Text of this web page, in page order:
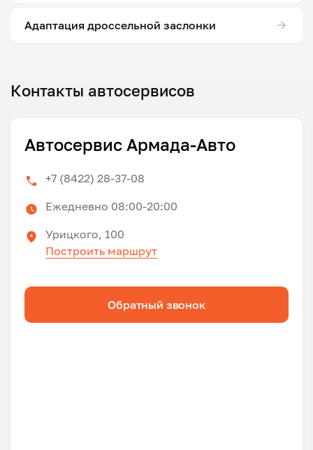
Адаптация дроссельной заслонки
Контакты автосервисов
Автосервис Армада-Авто
+7 (8422) 28-37-08
Ежедневно 08:00-20:00
Урицкого, 100
Построить маршрут
Обратный звонок